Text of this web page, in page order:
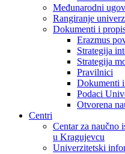
Međunarodni
Rangiranje
Dokumenti i
Erazmus
Strategija
Strategija
Pravilnici
Dokumenti
Podaci
Otvorena
Centri
Centar za naučno
u Kragujevcu
Univerzitetski